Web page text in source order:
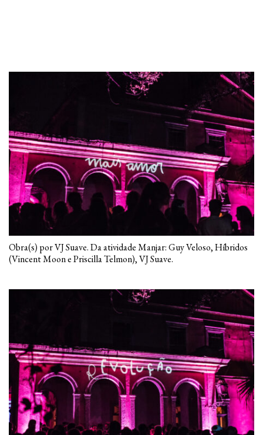
Obra(s) por VJ Suave. Da atividade Manjar: Guy Veloso, Híbridos
(Vincent Moon e Priscilla Telmon), VJ Suave.